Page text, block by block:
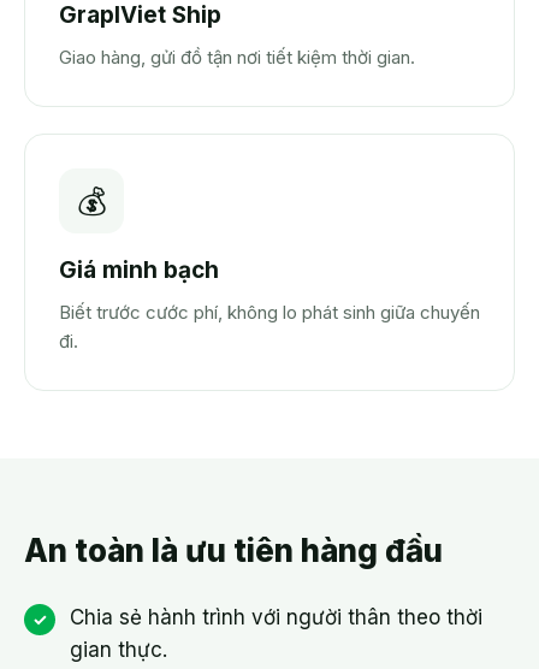
GrapIViet Ship
Giao hàng, gửi đồ tận nơi tiết kiệm thời gian.
💰
Giá minh bạch
Biết trước cước phí, không lo phát sinh giữa chuyến
đi.
An toàn là ưu tiên hàng đầu
Chia sẻ hành trình với người thân theo thời
gian thực.